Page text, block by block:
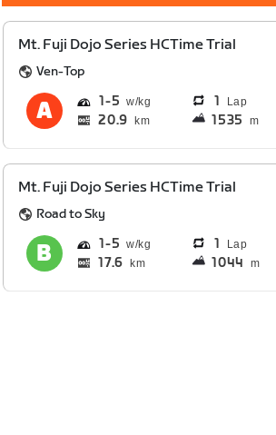
Mt. Fuji Dojo Series HCTime Trial
Ven-Top
1 5 1 Lap
20.9 km 1535 m
Mt. Fuji Dojo Series HCTime Trial
Road to Sky
1 5 1 Lap
17.6 km 1044 m